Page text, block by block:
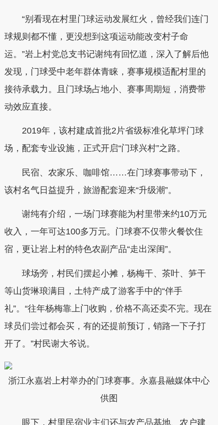
“别看现在村里门球运动发展红火，曾经我们连门
球规则都不懂，更没想到这项运动能改变村子命
运。”岩上村党总支书记谢纯有回忆道，深入了解后他
发现，门球受中老年群体青睐，赛事规模适配村里的
接待承载力。且门球场占地小、赛事周期短，消费带
动效应直接。
2019年，该村建成首批2片省级标准化草坪门球
场，配套专业设施，正式开启“门球兴村”之路。
民宿、农家乐、咖啡馆……在门球赛事带动下，
该村名气日益提升，旅游配套迎来“升级潮”。
谢纯有介绍，一场门球赛能为村里带来约10万元
收入，一年可达100多万元。门球赛不仅带火餐饮住
宿，更让岩上村的特色农副产品“走出深闺”。
球场旁，村民们摆起小摊，杨梅干、茶叶、笋干
等山货琳琅满目，土特产成了游客手中的“伴手
礼”。“往年杨梅靠上门收购，价格不高还卖不完。现在
球员们尝过都会买，有的还提前预订，销路一下子打
开了。”村民谢大爷说。
浙江永嘉岩上村举办的门球赛事。永嘉县融媒体中心
供图
眼下，村里民宿业主们还与农产品基地、农户建